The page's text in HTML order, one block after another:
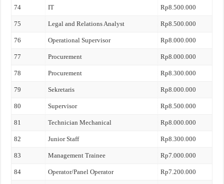
74 IT Rp8.500.000
75 Legal and Relations Analyst Rp8.500.000
76 Operational Supervisor Rp8.000.000
77 Procurement Rp8.000.000
78 Procurement Rp8.300.000
79 Sekretaris Rp8.000.000
80 Supervisor Rp8.500.000
81 Technician Mechanical Rp8.000.000
82 Junior Staff Rp8.300.000
83 Management Trainee Rp7.000.000
84 Operator/Panel Operator Rp7.200.000